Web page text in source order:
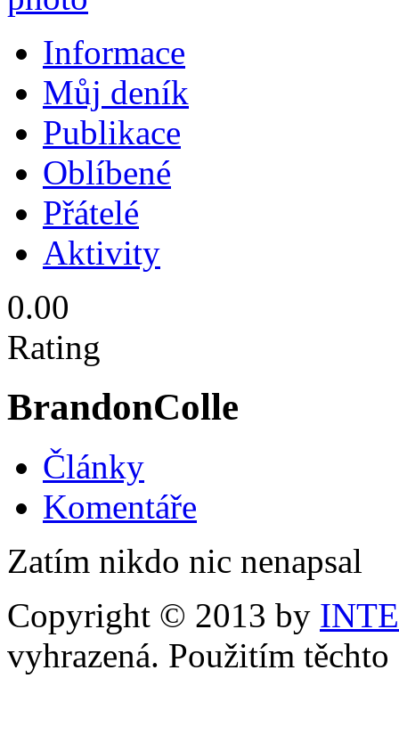
Informace
Můj deník
Publikace
Oblíbené
Přátelé
Aktivity
0.00
Rating
BrandonColle
Články
Komentáře
Zatím nikdo nic nenapsal
Copyright © 2013 by
vyhrazená. Použitím